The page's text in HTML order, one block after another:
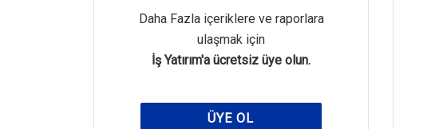
Daha Fazla içeriklere ve raporlara
ulaşmak için
İş Yatırım'a ücretsiz üye olun.
ÜYE OL